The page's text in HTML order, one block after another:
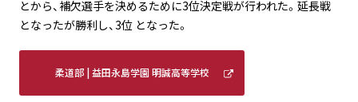
とから、補欠選手を決めるために3位決定戦が行われた。延長戦
となったが勝利し、3位 となった。
柔道部 | 益田永島学園 明誠高等学校